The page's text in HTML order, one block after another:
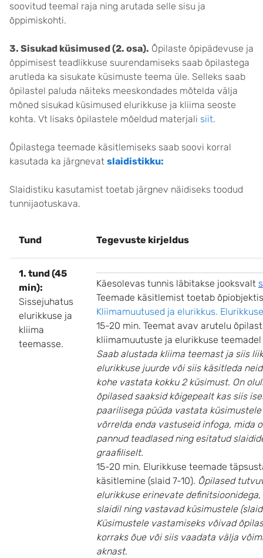
soovitud teemal raja ning arutada selle sisu ja
õppimiskohti.
3. Sisukad küsimused (2. osa). Õpilaste õpipädevuse ja
õppimisest teadlikkuse suurendamiseks saab õpilastega
arutleda ka sisukate küsimuste teema üle. Selleks saab
õpilastel paluda näiteks meeskondades mõtelda välja
mõned sisukad küsimused elurikkuse ja kliima seoste
kohta. Vt lisaks õpilastele mõeldud materjali siit.
Õpilastega teemade käsitlemiseks saab soovi korral
kasutada ka järgnevat slaidistikku:
Slaidistiku kasutamist toetab järgnev näidiseks toodud
tunnijaotuskava.
Tund Tegevuste kirjeldus
1. tund (45
min):
Sissejuhatus
elurikkuse ja
kliima
teemasse.
Käesolevas tunnis läbitakse jooksvalt
Teemade käsitlemist toetab
Kliimamuutused ja elurikkus.
15-20 min. Teemat avav arutelu
kliimamuutuste ja elurikkuse teemadel
Saab alustada kliima teemast ja siis
elurikkuse juurde või siis käsitleda
kohe vastata kokku 2 küsimust. On
õpilased saaksid kõigepealt kas siis
paarilisega püüda vastata
võrrelda enda vastuseid infoga, mida
pannud teadlased ning esitatud
graafiliselt.
15-20 min. Elurikkuse teemade
käsitlemine (slaid 7-10). Õpilased
elurikkuse erinevate definitsioonidega,
slaidil ning vastavad küsimustele (slaid
Küsimustele vastamiseks võivad
korraks õue või siis vaadata välja
aknast.